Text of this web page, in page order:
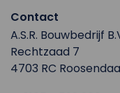
Contact
A.S.R. Bouwbedrijf
Rechtzaad 7
4703 RC